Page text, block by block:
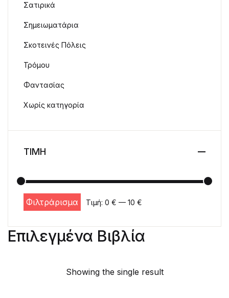
Επιλεγμένα Βιβλία
Showing the single result
Σατιρικά
Σημειωματάρια
Σκοτεινές Πόλεις
Τρόμου
Φαντασίας
Χωρίς κατηγορία
ΤΙΜΗ
Ελάχιστη τιμή
Μέγιστη τιμή
Φιλτράρισμα Τιμή: 0 € — 10 €